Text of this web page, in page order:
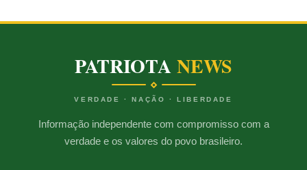
PATRIOTANEWS
VERDADE · NAÇÃO · LIBERDADE
Informação independente com compromisso com a
verdade e os valores do povo brasileiro.